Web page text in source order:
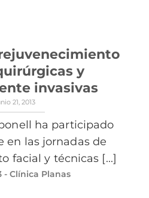
y
invasivas
21, 2013
ha participado
en las jornadas de
facial y técnicas [...]
- Clínica Planas